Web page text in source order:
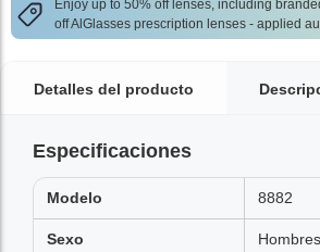
Enjoy up to 50% off lenses, including
off AlGlasses prescription lenses - applied
Detalles del producto
Especificaciones
Modelo 8882
Sexo